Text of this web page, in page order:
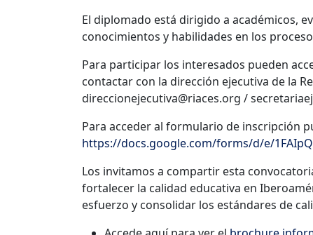
El diplomado está dirigido a académicos,
conocimientos y habilidades en los
Para participar los interesados pueden
contactar con la dirección ejecutiva de la
direccionejecutiva@riaces.org /
Para acceder al formulario de inscripción
https://docs.google.com/forms/d/e/
Los invitamos a compartir esta
fortalecer la calidad educativa en
esfuerzo y consolidar los estándares de